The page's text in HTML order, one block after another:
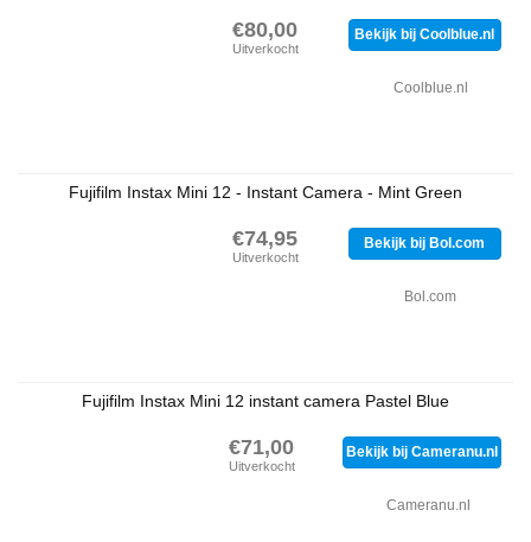
€80,00
Uitverkocht
Bekijk bij Coolblue.nl
Coolblue.nl
Fujifilm Instax Mini 12 - Instant Camera - Mint Green
€74,95
Uitverkocht
Bekijk bij Bol.com
Bol.com
Fujifilm Instax Mini 12 instant camera Pastel Blue
€71,00
Uitverkocht
Bekijk bij Cameranu.nl
Cameranu.nl